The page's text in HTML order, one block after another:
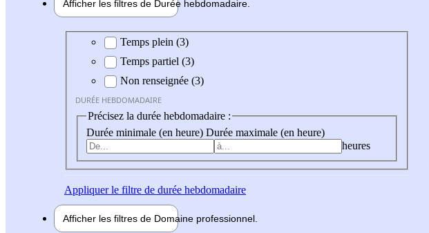
Afficher les filtres de Durée hebdomadaire
Durée hebdomadaire
Temps plein (3)
Temps partiel (3)
Non renseignée (3)
DURÉE HEBDOMADAIRE
Précisez la durée hebdomadaire :
Durée minimale (en heure) Durée maximale (en heure)
heures
Appliquerle filtre de durée hebdomadaire
Afficher les filtres de Domaine professionnel